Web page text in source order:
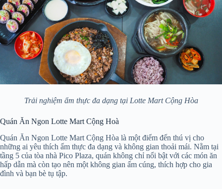
Trải nghiệm ẩm thực đa dạng tại Lotte Mart Cộng Hòa
Quán Ăn Ngon Lotte Mart Cộng Hoà
Quán Ăn Ngon Lotte Mart Cộng Hòa là một điểm đến thú vị cho
những ai yêu thích ẩm thực đa dạng và không gian thoải mái. Nằm tại
tầng 5 của tòa nhà Pico Plaza, quán không chỉ nổi bật với các món ăn
hấp dẫn mà còn tạo nên một không gian ấm cúng, thích hợp cho gia
đình và bạn bè tụ tập.